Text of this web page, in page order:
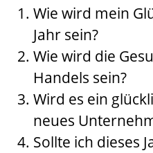
Wie wird mein
Jahr sein?
Wie wird die
Handels sein?
Wird es ein
neues
Sollte ich dieses